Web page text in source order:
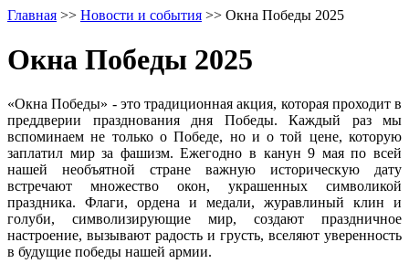
Главная >> Новости и события >> Окна Победы 2025
Окна Победы 2025
«Окна Победы» - это традиционная акция, которая проходит в
преддверии празднования дня Победы. Каждый раз мы
вспоминаем не только о Победе, но и о той цене, которую
заплатил мир за фашизм. Ежегодно в канун 9 мая по всей
нашей необъятной стране важную историческую дату
встречают множество окон, украшенных символикой
праздника. Флаги, ордена и медали, журавлиный клин и
голуби, символизирующие мир, создают праздничное
настроение, вызывают радость и грусть, вселяют уверенность
в будущие победы нашей армии.